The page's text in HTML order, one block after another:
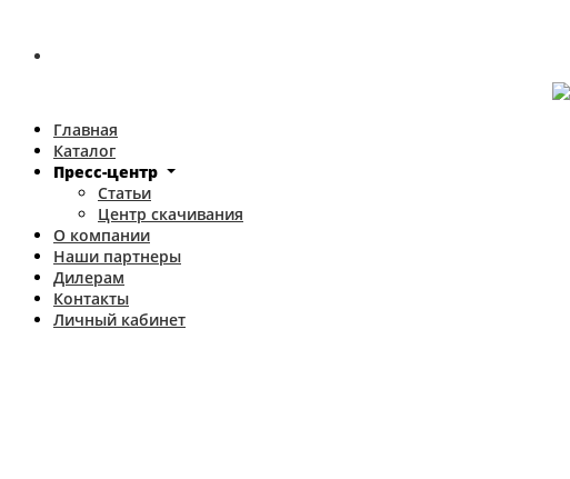
Главная
Каталог
Пресс-центр
Статьи
Центр скачивания
О компании
Наши партнеры
Дилерам
Контакты
Личный кабинет